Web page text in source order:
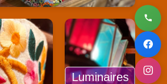
Luminaires